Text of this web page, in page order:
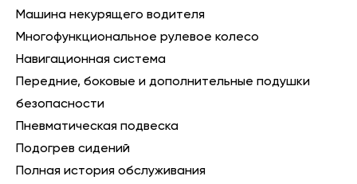
Машина некурящего водителя
Многофункциональное рулевое колесо
Навигационная система
Передние, боковые и дополнительные подушки
безопасности
Пневматическая подвеска
Подогрев сидений
Полная история обслуживания